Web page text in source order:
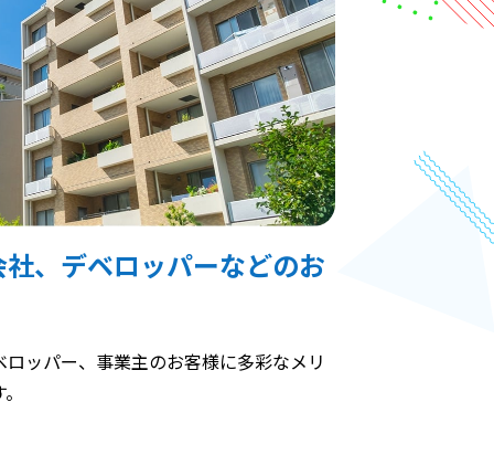
、デベロッパーなどのお
ッパー、事業主のお客様に多彩なメリ